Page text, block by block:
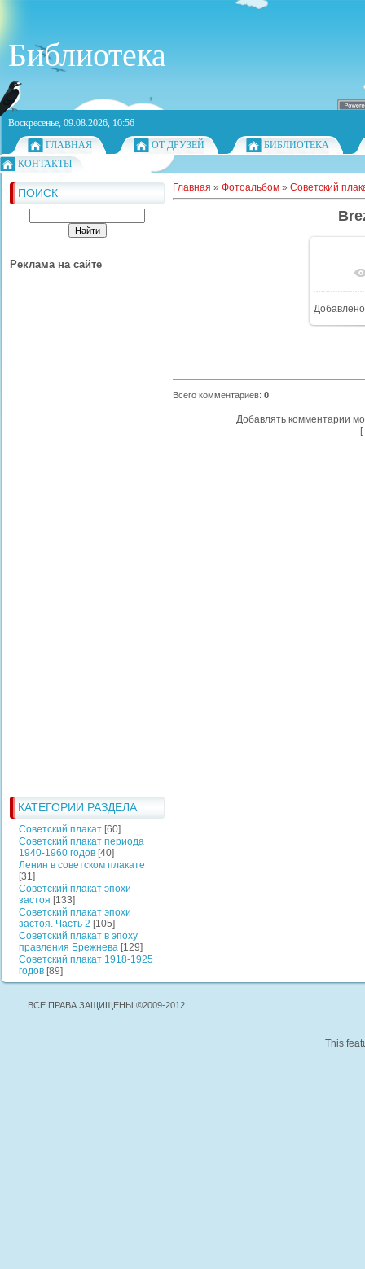
Библиотека
Воскресенье, 09.08.2026, 10:56
ГЛАВНАЯ
ОТ ДРУЗЕЙ
БИБЛИОТЕКА
КОНТАКТЫ
ПОИСК
Реклама на сайте
КАТЕГОРИИ РАЗДЕЛА
Советский плакат [60]
Советский плакат периода
1940-1960 годов [40]
Ленин в советском плакате
[31]
Советский плакат эпохи
застоя [133]
Советский плакат эпохи
застоя. Часть 2 [105]
Советский плакат в эпоху
правления Брежнева [129]
Советский плакат 1918-1925
годов [89]
Главная » Фотоальбом » Советский
Добавлено
Всего комментариев: 0
Добавлять комментарии
[
ВСЕ ПРАВА ЗАЩИЩЕНЫ ©2009-2012
This